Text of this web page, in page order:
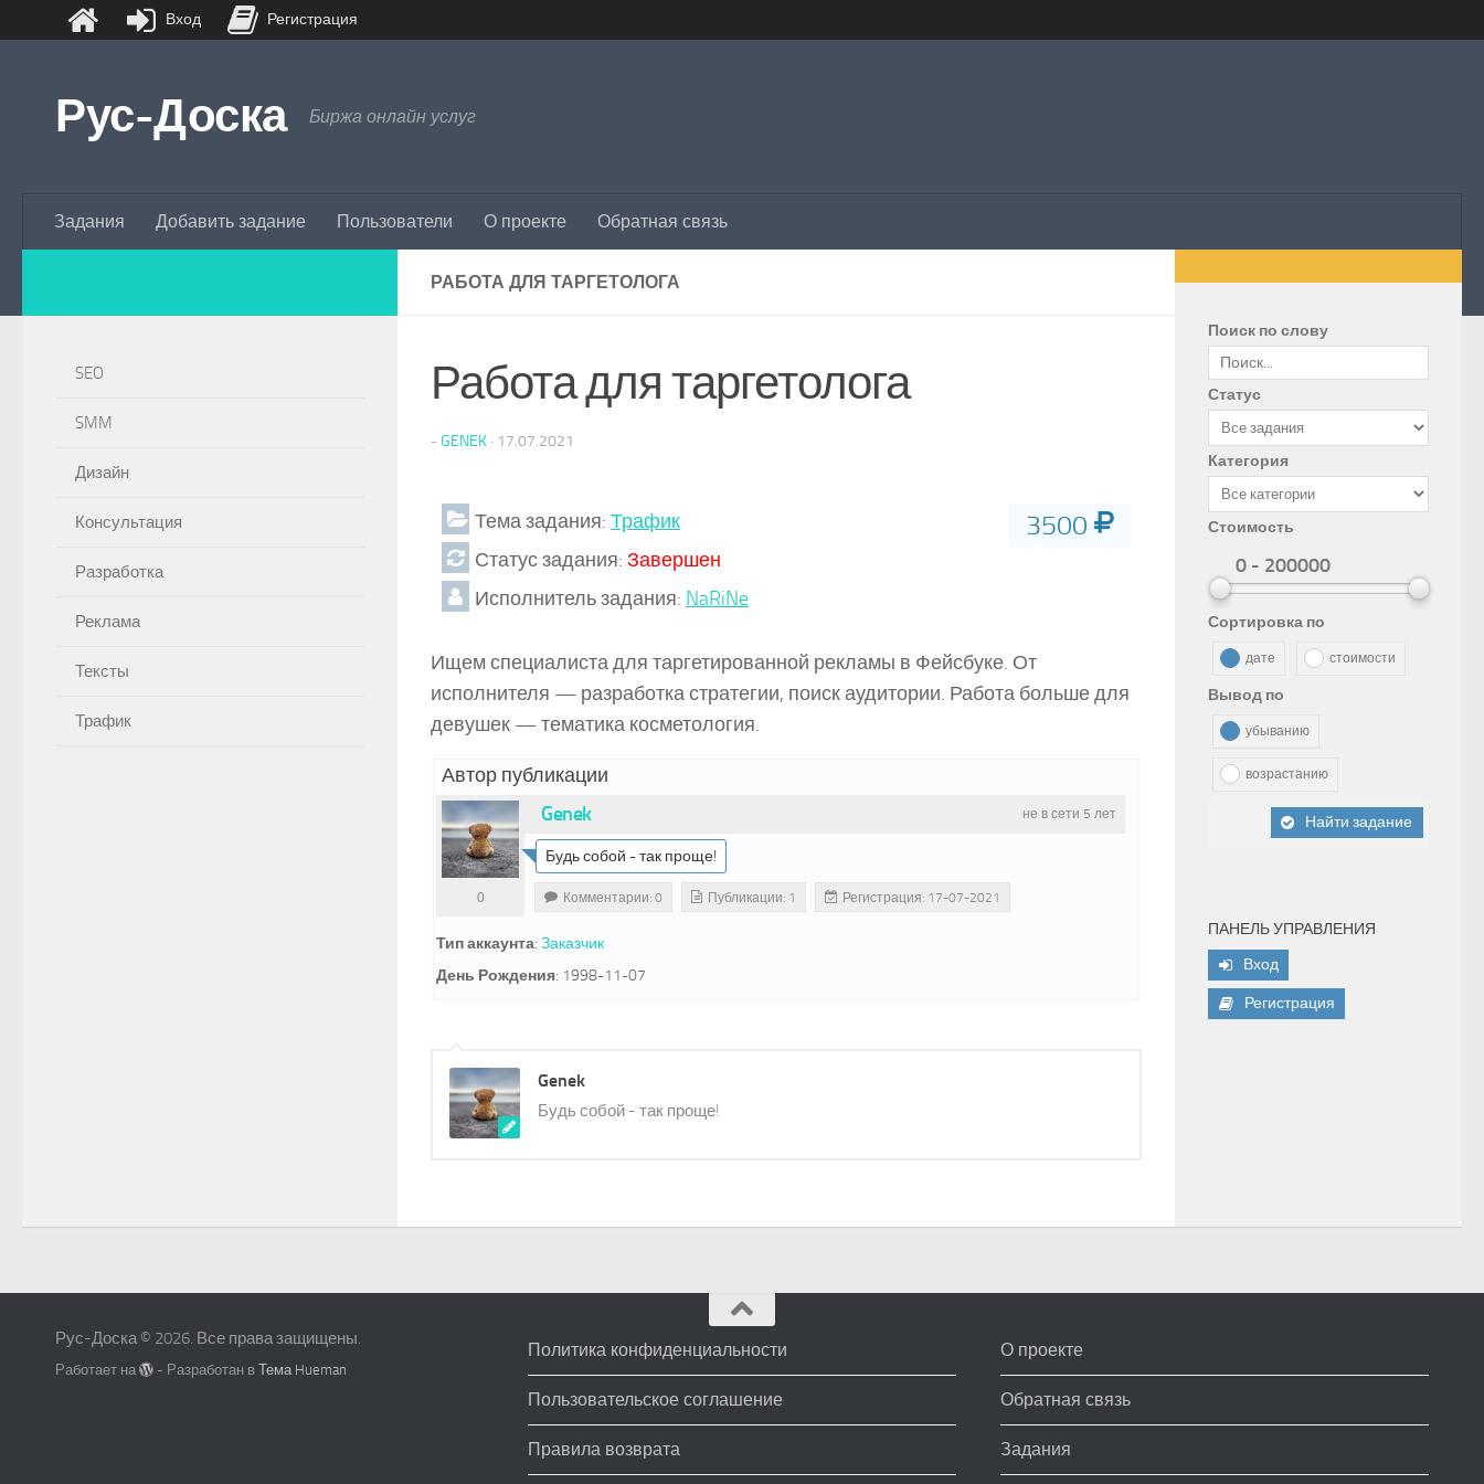
Перейти к содержимому
Рус-Доска Биржа онлайн услуг
Задания Добавить задание Пользователи О проекте Обратная связь
РАБОТА ДЛЯ ТАРГЕТОЛОГА
Работа для таргетолога
- GENEK · 17.07.2021
3500
Тема задания: Трафик
Статус задания: Завершен
Исполнитель задания: NaRiNe
Ищем специалиста для таргетированной рекламы в Фейсбуке. От
исполнителя — разработка стратегии, поиск аудитории. Работа больше для
девушек — тематика косметология.
Автор публикации
не в сети 5 лет
Genek
0
Будь собой - так проще!
Комментарии: 0 Публикации: 1 Регистрация: 17-07-2021
Тип аккаунта: Заказчик
День Рождения: 1998-11-07
Genek
Будь собой - так проще!
SEO
SMM
Дизайн
Консультация
Разработка
Реклама
Тексты
Трафик
Поиск по слову
Статус
Категория
Стоимость
0 - 200000
Сортировка по
дате стоимости
Вывод по
убыванию
возрастанию
Найти задание
ПАНЕЛЬ УПРАВЛЕНИЯ
Вход
Регистрация
Рус-Доска © 2026. Все права защищены.
Работает на - Разработан вТема Hueman
Политика конфиденциальности
Пользовательское соглашение
Правила возврата
О проекте
Обратная связь
Задания
Вход Регистрация